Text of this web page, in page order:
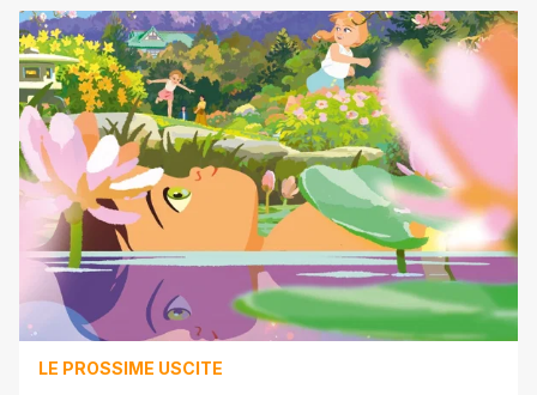
prequel Young Sheldon sull'adolescenza in Texas di
Sheldon Cooper, sono in arrivo altri due titoli dello stesso
universo narrativo. [']
LE PROSSIME USCITE